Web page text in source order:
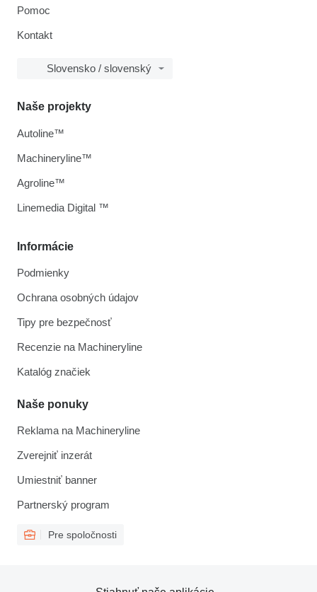
Pomoc
Kontakt
Slovensko / slovenský
Informácie
Podmienky
Ochrana osobných údajov
Tipy pre bezpečnosť
Recenzie na Machineryline
Katalóg značiek
Naše ponuky
Reklama na Machineryline
Zverejniť inzerát
Umiestniť banner
Partnerský program
Pre spoločnosti
Naše projekty
Autoline™
Machineryline™
Agroline™
Linemedia Digital ™